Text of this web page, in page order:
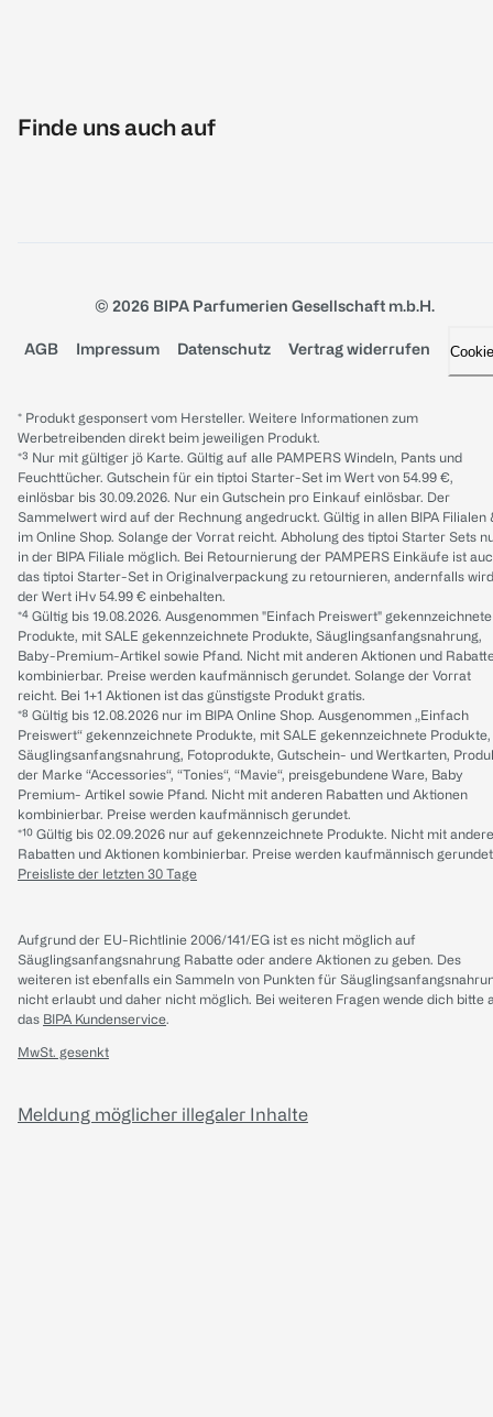
Finde uns auch auf
© 2026 BIPA Parfumerien Gesellschaft m.b.H.
AGB Impressum Datenschutz Vertrag widerrufen
* Produkt gesponsert vom Hersteller. Weitere Informationen zum
Werbetreibenden direkt beim jeweiligen Produkt.
*³ Nur mit gültiger jö Karte. Gültig auf alle PAMPERS Windeln, Pants und
Feuchttücher. Gutschein für ein tiptoi Starter-Set im Wert von 54.99 €,
einlösbar bis 30.09.2026. Nur ein Gutschein pro Einkauf einlösbar. Der
Sammelwert wird auf der Rechnung angedruckt. Gültig in allen BIPA Filialen
im Online Shop. Solange der Vorrat reicht. Abholung des tiptoi Starter Sets
in der BIPA Filiale möglich. Bei Retournierung der PAMPERS Einkäufe ist
das tiptoi Starter-Set in Originalverpackung zu retournieren, andernfalls wird
der Wert iHv 54.99 € einbehalten.
*⁴ Gültig bis 19.08.2026. Ausgenommen "Einfach Preiswert" gekennzeichnete
Produkte, mit SALE gekennzeichnete Produkte, Säuglingsanfangsnahrung,
Baby-Premium-Artikel sowie Pfand. Nicht mit anderen Aktionen und
kombinierbar. Preise werden kaufmännisch gerundet. Solange der Vorrat
reicht. Bei 1+1 Aktionen ist das günstigste Produkt gratis.
*⁸ Gültig bis 12.08.2026 nur im BIPA Online Shop. Ausgenommen „Einfach
Preiswert“ gekennzeichnete Produkte, mit SALE gekennzeichnete Produkte,
Säuglingsanfangsnahrung, Fotoprodukte, Gutschein- und Wertkarten,
der Marke “Accessories“, “Tonies“, “Mavie“, preisgebundene Ware, Baby
Premium- Artikel sowie Pfand. Nicht mit anderen Rabatten und Aktionen
kombinierbar. Preise werden kaufmännisch gerundet.
*¹⁰ Gültig bis 02.09.2026 nur auf gekennzeichnete Produkte. Nicht mit
Rabatten und Aktionen kombinierbar. Preise werden kaufmännisch
Preisliste der letzten 30 Tage
Aufgrund der EU-Richtlinie 2006/141/EG ist es nicht möglich auf
Säuglingsanfangsnahrung Rabatte oder andere Aktionen zu geben. Des
weiteren ist ebenfalls ein Sammeln von Punkten für
nicht erlaubt und daher nicht möglich. Bei weiteren Fragen wende dich bitte
das BIPA Kundenservice.
MwSt. gesenkt
Meldung möglicher illegaler Inhalte